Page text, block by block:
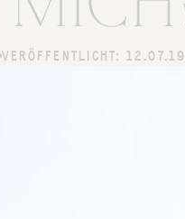
VERÖFFENTLICHT: 12.07.19